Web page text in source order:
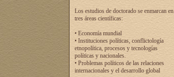
Los estudios de doctorado se enmarcan en
tres áreas científicas:
• Economía mundial
• Instituciones políticas, conflictología
etnopolítica, procesos y tecnologías
políticas y nacionales.
• Problemas políticos de las relaciones
internacionales y el desarrollo global